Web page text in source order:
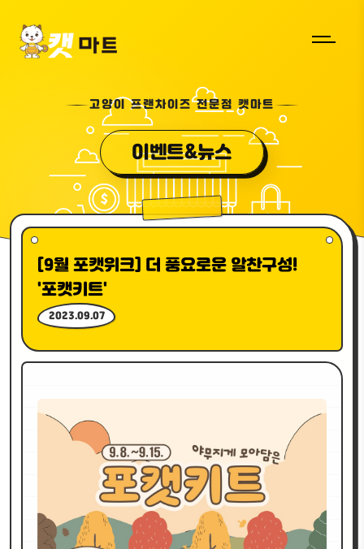
고양이 프랜차이즈 전문점 캣마트
이벤트&뉴스
[9월 포캣위크] 더 풍요로운 알찬구성!
'포캣키트'
2023.09.07